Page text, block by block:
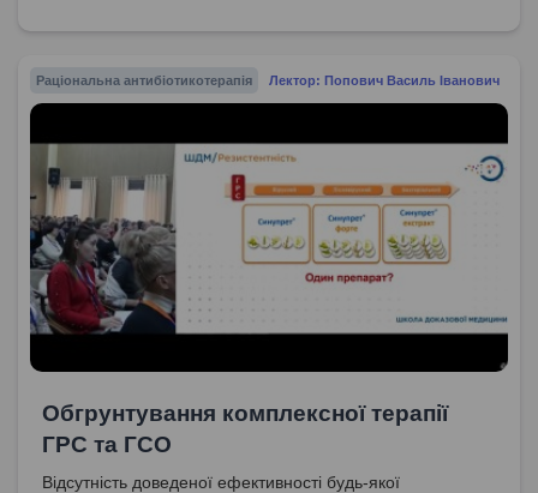
Раціональна антибіотикотерапія Лектор: Попович Василь Іванович
Обгрунтування комплексної терапії
ГРС та ГСО
Відсутність доведеної ефективності будь-якої